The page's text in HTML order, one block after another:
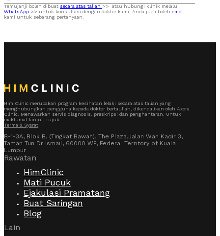
Temujanji boleh dibuat secara atas talian >> atau hubungi klinik melalui
WhatsApp >> untuk konsultasi dengan doktor kami. Anda juga boleh emel
kami untuk sebarang pertanyaan.
Him Clinic merupakan program kesihatan lelaki secara atas talian yang
menghubungkan pengguna kepada doktor bertauliah, dikendalikan oleh Axora
Clinic. Menawarkan servis diagnosis, preskripsi dan penghantaran. Untuk
maklumat lanjut, rujuk
Terma & Syarat
B-1-3A, Blok B, (Tingkat Bawah), The Plaza,Jalan Wan Kadir 3,
Taman Tun Dr Ismail, 60000 WP, Federal Territory of Kuala
Lumpur
Rawatan
HimClinic
Mati Pucuk
Ejakulasi Pramatang
Buat Saringan
Blog
Lain